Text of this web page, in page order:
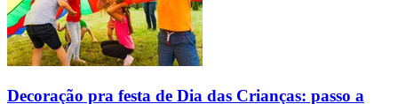
Decoração pra festa de Dia das Crianças: passo a